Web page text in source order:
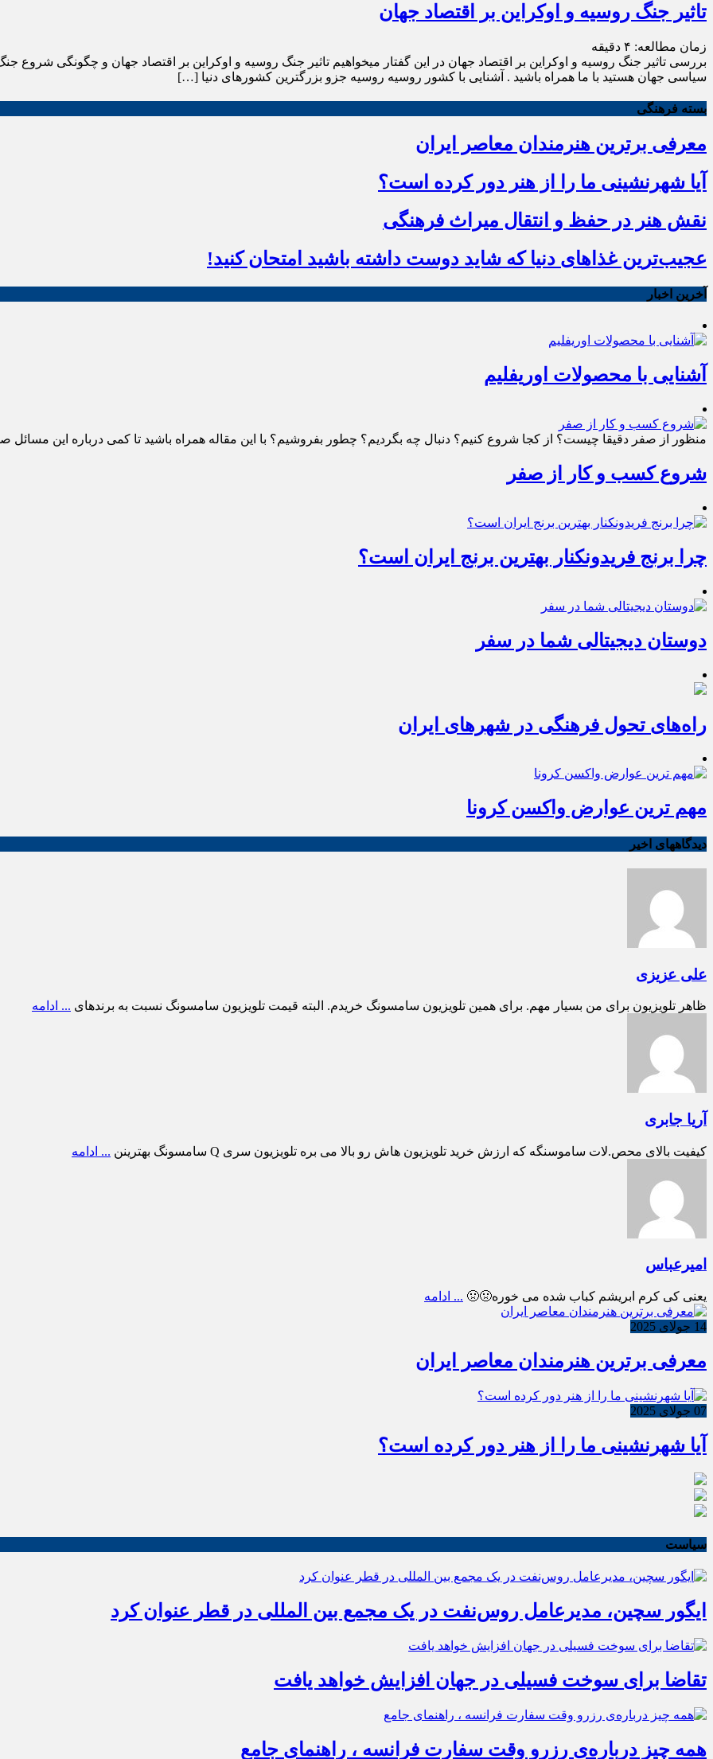
تاثیر جنگ روسیه و اوکراین بر اقتصاد جهان
زمان مطالعه: ۴ دقیقه
بررسی تاثیر جنگ روسیه و اوکراین بر اقتصاد جهان در این گفتار میخواهیم تاثیر جنگ روسیه و اوکراین بر اقتصاد جهان و چگونگی شروع
سیاسی جهان هستید با ما همراه باشید . آشنایی با کشور روسیه روسیه جزو بزرگترین کشورهای دنیا […]
بسته فرهنگی
معرفی برترین هنرمندان معاصر ایران
آیا شهرنشینی ما را از هنر دور کرده است؟
نقش هنر در حفظ و انتقال میراث فرهنگی
عجیب‌ترین غذاهای دنیا که شاید دوست داشته باشید امتحان کنید!
آخرین اخبار
آشنایی با محصولات اوریفلیم
منظور از صفر دقیقا چیست؟ از کجا شروع کنیم؟ دنبال چه بگردیم؟ چطور بفروشیم؟ با این مقاله همراه باشید تا کمی درباره این مسائل
شروع کسب و کار از صفر
چرا برنج فریدونکنار بهترین برنج ایران است؟
دوستان دیجیتالی شما در سفر
راه‌های تحول فرهنگی در شهرهای ایران
مهم ترین عوارض واکسن کرونا
دیدگاههای اخیر
علی عزیزی
ظاهر تلویزیون برای من بسیار مهم. برای همین تلویزیون سامسونگ خریدم. البته قیمت تلویزیون سامسونگ نسبت به برندهای ... ادامه
آریا جابری
کیفیت بالای محص.لات ساموسنگه که ارزش خرید تلویزیون هاش رو بالا می بره تلویزیون سری Q سامسونگ بهترینن ... ادامه
امیرعباس
یعنی کی کرم ابریشم کباب شده می خوره🤢🤢 ... ادامه
14 جولای 2025
معرفی برترین هنرمندان معاصر ایران
07 جولای 2025
آیا شهرنشینی ما را از هنر دور کرده است؟
سیاست
ایگور سچین، مدیرعامل روس‌نفت در یک مجمع بین المللی در قطر عنوان کرد
تقاضا برای سوخت فسیلی در جهان افزایش خواهد یافت
همه چیز درباره‌ی رزرو وقت سفارت فرانسه ، راهنمای جامع